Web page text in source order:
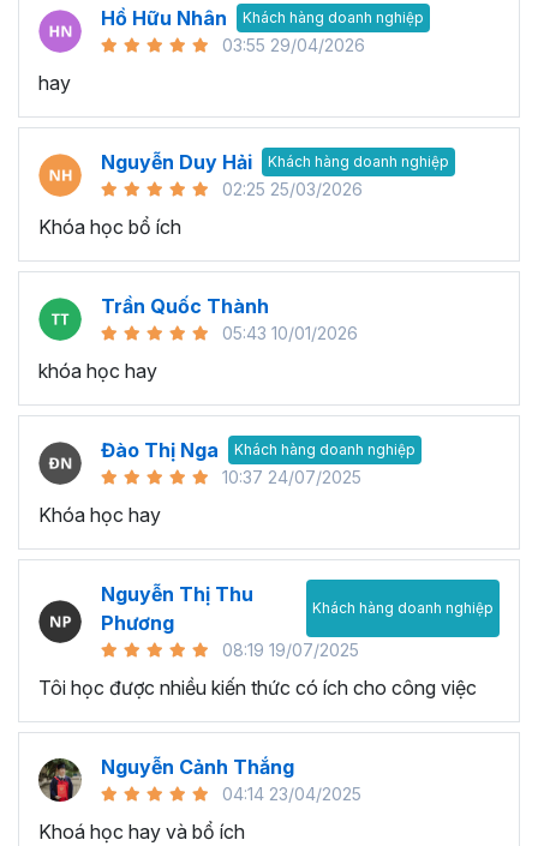
Hồ Hữu Nhân Khách hàng doanh nghiệp
03:55 29/04/2026
hay
Nguyễn Duy Hải Khách hàng doanh nghiệp
02:25 25/03/2026
Khóa học bổ ích
Trần Quốc Thành
05:43 10/01/2026
khóa học hay
Đào Thị Nga Khách hàng doanh nghiệp
10:37 24/07/2025
Khóa học hay
Nguyễn Thị Thu
Phương
Khách hàng doanh nghiệp
08:19 19/07/2025
Tôi học được nhiều kiến thức có ích cho công việc
Nguyễn Cảnh Thắng
04:14 23/04/2025
Khoá học hay và bổ ích